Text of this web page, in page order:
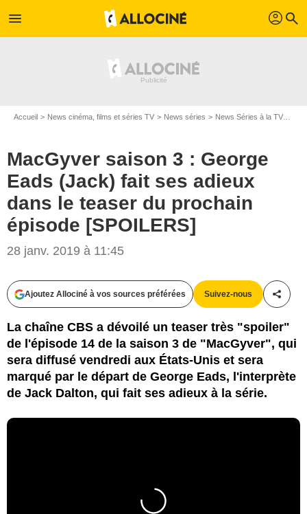
menu profil search
Accueil News cinéma, films et séries TV News séries News Séries à la TV
MacGyver saison 3 : George
Eads (Jack) fait ses adieux
dans le teaser du prochain
épisode [SPOILERS]
28 janv. 2019 à 11:45
Ajoutez Allociné à vos sources préférées Suivez-nous
La chaîne CBS a dévoilé un teaser très "spoiler"
de l'épisode 14 de la saison 3 de "MacGyver", qui
sera diffusé vendredi aux États-Unis et sera
marqué par le départ de George Eads, l'interprète
de Jack Dalton, qui fait ses adieux à la série.